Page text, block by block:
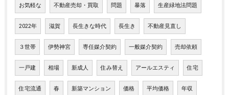
お気軽な 不動産売却・買取 問題 暴落 生産緑地法問題
2022年 滋賀 長生きな時代 長生き 不動産見直し
３世帯 伊勢神宮 専任媒介契約 一般媒介契約 売却依頼
一戸建 相場 新成人 住み替え アールエスティ 住宅
住宅流通 春 新築マンション 価格 平均価格 年収